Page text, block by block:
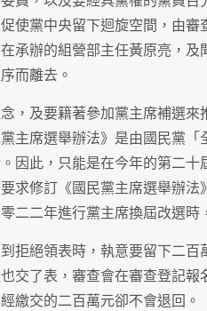
使黨中央留下迴旋空間，由
承辦的組營部主任黃原亮，及
而離去。
，及要籍著參加黨主席補選
主席選舉辦法》是由國民黨
因此，只能是在今年的第二
求修訂《國民黨主席選舉辦
二二年進行黨主席換屆改選時
拒絕領表時，執意要留下二
交了表，審查會在審查登記
繳交的二百萬元卻不會退回。